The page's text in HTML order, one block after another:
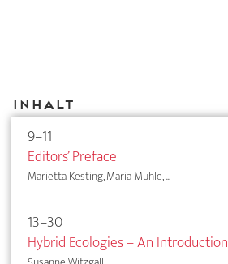
Inhalt
9–11
Editors’ Preface
Marietta Kesting, Maria Muhle, ...
13–30
Hybrid Ecologies – An Introduction